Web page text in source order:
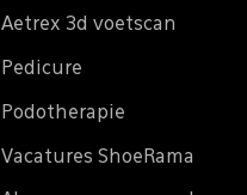
Aetrex 3d voetscan
Pedicure
Podotherapie
Vacatures ShoeRama